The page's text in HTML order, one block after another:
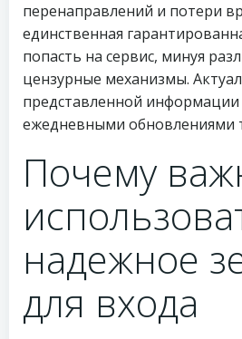
перенаправлений и потери
единственная
попасть на сервис, минуя
цензурные механизмы.
представленной
ежедневными обновлениями
Почему
надежное
для входа